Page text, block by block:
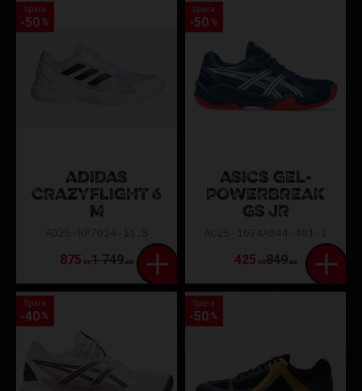
ADIDAS
CRAZYFLIGHT 6
M
875 KR1 749KR
Spara
50 %
ASICS GEL-
POWERBREAK
GS JR
425 KR849KR
Spara
50 %
Spara
40 %
Spara
50 %